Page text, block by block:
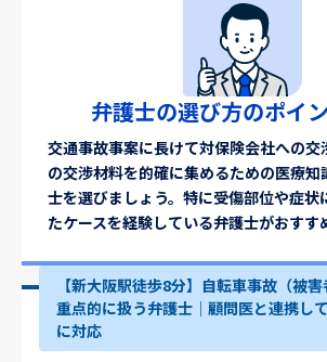
弁護士の選び方のポイ
交通事故事案に長けて対保険会社への交
の交渉材料を的確に集めるための医療知
士を選びましょう。特に受傷部位や症状
たケースを経験している弁護士がおすす
【新大阪駅徒歩8分】自転車事故（被
重点的に扱う弁護士｜顧問医と連携し
に対応